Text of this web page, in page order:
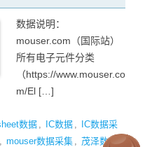
数据说明：
mouser.com（国际站）
所有电子元件分类
（https://www.mouser.co
m/El […]
数据 , IC数据 ,
IC数据采
, mouser数据采集 , 茂泽数据
,